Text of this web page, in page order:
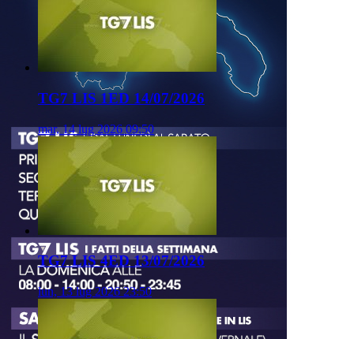
TG7 LIS 1ED 14/07/2026
mar, 14 lug 2026 09:50
TG7 LIS 4ED 13/07/2026
lun, 13 lug 2026 23:50